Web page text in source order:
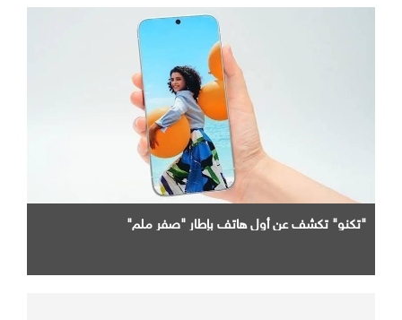
"تكنو" تكشف عن أول هاتف بإطار "صفر ملم"